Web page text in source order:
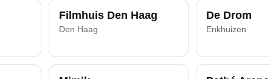
Filmhuis Den Haag
Den Haag
De Drom
Enkhuizen